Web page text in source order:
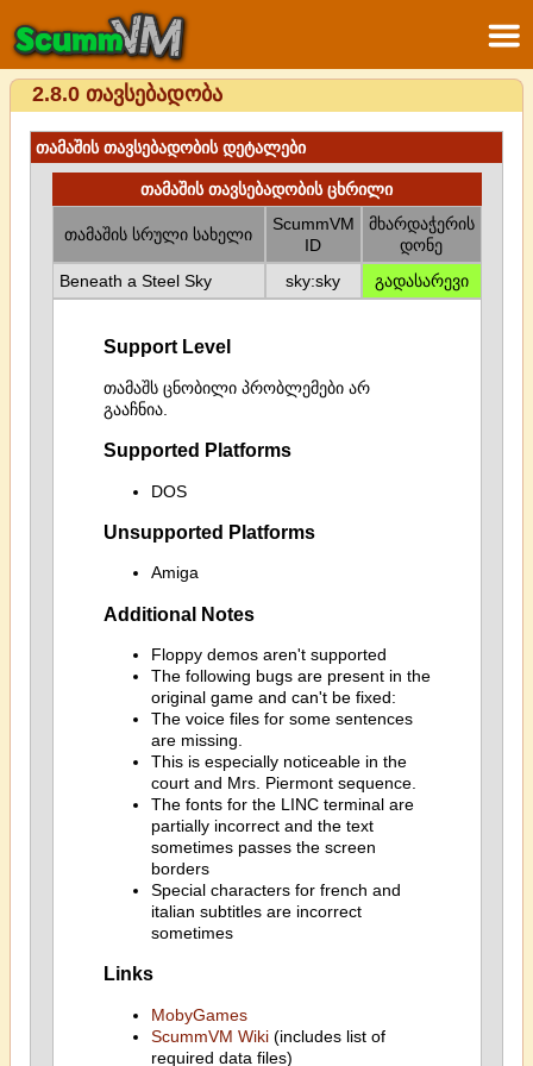
2.8.0 თავსებადობა
თამაშის თავსებადობის დეტალები
თამაშის თავსებადობის ცხრილი
თამაშის სრული სახელი
ScummVM
ID
მხარდაჭერის
დონე
Beneath a Steel Sky
sky:sky გადასარევი
Support Level
თამაშს ცნობილი პრობლემები არ
გააჩნია.
Supported Platforms
DOS
Unsupported Platforms
Amiga
Additional Notes
Floppy demos aren't supported
The following bugs are present in the
original game and can't be fixed:
The voice files for some sentences
are missing.
This is especially noticeable in the
court and Mrs. Piermont sequence.
The fonts for the LINC terminal are
partially incorrect and the text
sometimes passes the screen
borders
Special characters for french and
italian subtitles are incorrect
sometimes
Links
MobyGames
ScummVM Wiki(includes list of
required data files)